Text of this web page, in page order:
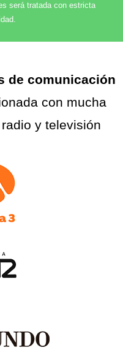
será tratada con estricta
de comunicación
con mucha
y televisión